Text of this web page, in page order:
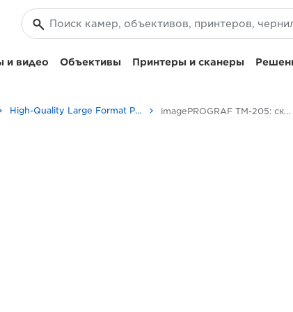
и видео Объективы Принтеры и сканеры
High-Quality Large Format Printers for CAD/GIS and Stunning Graphics imagePROGRAF TM-205: скорость и качество в широком формате